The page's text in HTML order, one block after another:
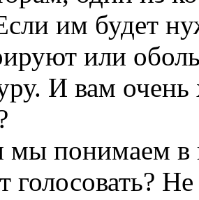
им будет
или
И вам очень
понимаем в
голосовать?